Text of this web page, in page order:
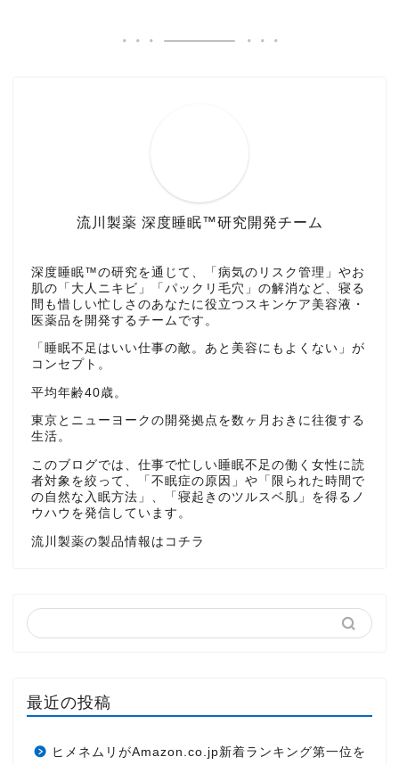
流川製薬 深度睡眠™研究開発チーム
深度睡眠™の研究を通じて、「病気のリスク管理」やお
肌の「大人ニキビ」「パックリ毛穴」の解消など、寝る
間も惜しい忙しさのあなたに役立つスキンケア美容液・
医薬品を開発するチームです。
「睡眠不足はいい仕事の敵。あと美容にもよくない」が
コンセプト。
平均年齢40歳。
東京とニューヨークの開発拠点を数ヶ月おきに往復する
生活。
このブログでは、仕事で忙しい睡眠不足の働く女性に読
者対象を絞って、「不眠症の原因」や「限られた時間で
の自然な入眠方法」、「寝起きのツルスベ肌」を得るノ
ウハウを発信しています。
流川製薬の製品情報はコチラ
最近の投稿
ヒメネムリがAmazon.co.jp新着ランキング第一位を